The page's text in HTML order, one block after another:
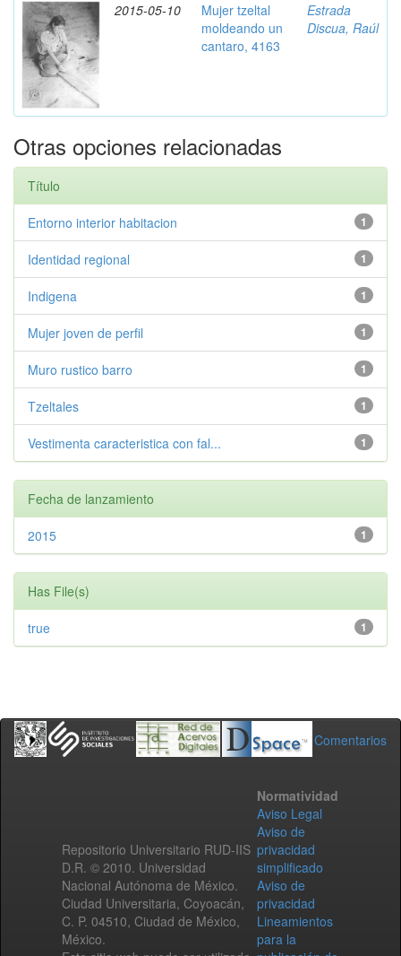
2015-05-10
Mujer tzeltal
moldeando un
cantaro, 4163
Estrada
Discua, Raúl
Otras opciones relacionadas
Título
1
Entorno interior habitacion
1
Identidad regional
1
Indigena
1
Mujer joven de perfil
1
Muro rustico barro
1
Tzeltales
1
Vestimenta caracteristica con fal...
Fecha de lanzamiento
1
2015
Has File(s)
1
true
Comentarios
Repositorio Universitario RUD-IIS
D.R. © 2010. Universidad
Nacional Autónoma de México.
Ciudad Universitaria, Coyoacán,
C. P. 04510, Ciudad de México,
México.
Normatividad
Aviso Legal
Aviso de
privacidad
simplificado
Aviso de
privacidad
Lineamientos
para la